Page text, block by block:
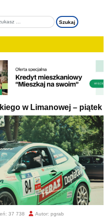
w Limanowej – piątek
37 738 Autor: pgrab